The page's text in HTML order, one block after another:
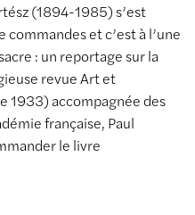
(1894-1985) s’est
et c’est à l’une
: un reportage sur la
revue Art et
1933) accompagnée des
française, Paul
le livre